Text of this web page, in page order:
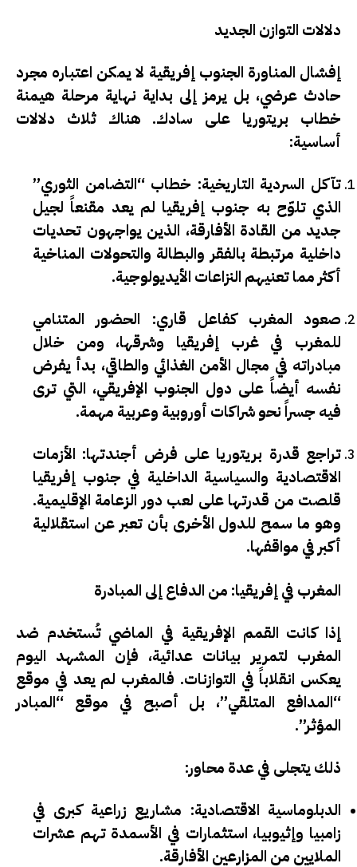
دلالات التوازن الجديد
إفشال المناورة الجنوب إفريقية لا يمكن اعتباره مجرد
حادث عرضي، بل يرمز إلى بداية نهاية مرحلة هيمنة
خطاب بريتوريا على سادك. هناك ثلاث دلالات
أساسية:
تآكل السردية التاريخية: خطاب “التضامن الثوري”
الذي تلوّح به جنوب إفريقيا لم يعد مقنعاً لجيل
جديد من القادة الأفارقة، الذين يواجهون تحديات
داخلية مرتبطة بالفقر والبطالة والتحولات المناخية
أكثر مما تعنيهم النزاعات الأيديولوجية.
صعود المغرب كفاعل قاري: الحضور المتنامي
للمغرب في غرب إفريقيا وشرقها، ومن خلال
مبادراته في مجال الأمن الغذائي والطاقي، بدأ يفرض
نفسه أيضاً على دول الجنوب الإفريقي، التي ترى
فيه جسراً نحو شراكات أوروبية وعربية مهمة.
تراجع قدرة بريتوريا على فرض أجندتها: الأزمات
الاقتصادية والسياسية الداخلية في جنوب إفريقيا
قلصت من قدرتها على لعب دور الزعامة الإقليمية.
وهو ما سمح للدول الأخرى بأن تعبر عن استقلالية
أكبر في مواقفها.
المغرب في إفريقيا: من الدفاع إلى المبادرة
إذا كانت القمم الإفريقية في الماضي تُستخدم ضد
المغرب لتمرير بيانات عدائية، فإن المشهد اليوم
يعكس انقلاباً في التوازنات. فالمغرب لم يعد في موقع
“المدافع المتلقي”، بل أصبح في موقع “المبادر
المؤثر”.
ذلك يتجلى في عدة محاور:
الدبلوماسية الاقتصادية: مشاريع زراعية كبرى في
زامبيا وإثيوبيا، استثمارات في الأسمدة تهم عشرات
الملايين من المزارعين الأفارقة.